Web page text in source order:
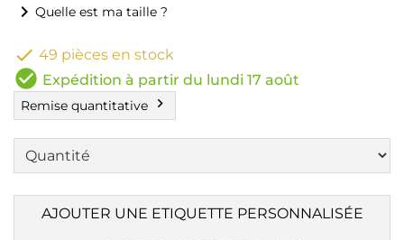
chevron_right Quelle est ma taille ?
 49 pièces en stock
check_circle Expédition à partir du lundi 17 août
Remise quantitative chevron_right
AJOUTER UNE ETIQUETTE PERSONNALISÉE